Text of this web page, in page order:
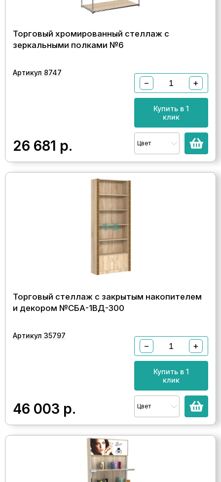
Торговый хромированный стеллаж с
зеркальными полками №6
Артикул 8747
26 681 р.
− +
Купить в 1
клик
Цвет
Торговый стеллаж с закрытым накопителем
и декором №СБА-1ВД-300
Артикул 35797
46 003 р.
− +
Купить в 1
клик
Цвет